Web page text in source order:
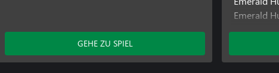
GEHE ZU SPIEL
Emerald
Emerald
Factory